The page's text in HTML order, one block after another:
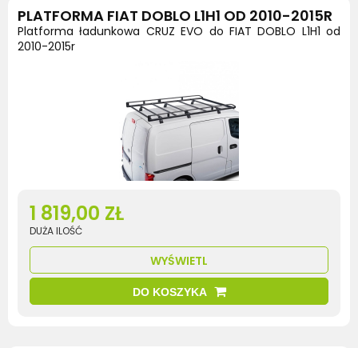
PLATFORMA FIAT DOBLO L1H1 OD 2010-2015R
Platforma ładunkowa CRUZ EVO do FIAT DOBLO L1H1 od
2010-2015r
1 819,00 ZŁ
DUŻA ILOŚĆ
WYŚWIETL
DO KOSZYKA